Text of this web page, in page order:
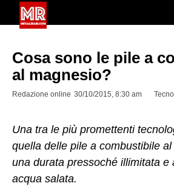
Cosa sono le pile a
al magnesio?
Redazione online 30/10/2015, 8:30 am
Una tra le più promettenti
quella delle pile a combustibile
una durata pressoché illimitata e
acqua salata.